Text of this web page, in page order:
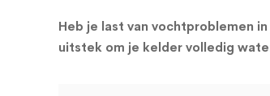
Heb je last van vochtproblemen
uitstek om je kelder volledig